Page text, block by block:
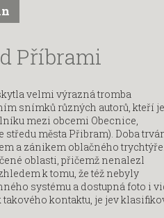
Příbrami
velmi výrazná tromba
snímků různých autorů, kteří
mezi obcemi Obecnice,
středu města Přibram). Doba
a zánikem oblačného trychtýře.
oblasti, přičemž nenalezl
k tomu, že též nebyly
systému a dostupná foto i
kontaktu, je jev